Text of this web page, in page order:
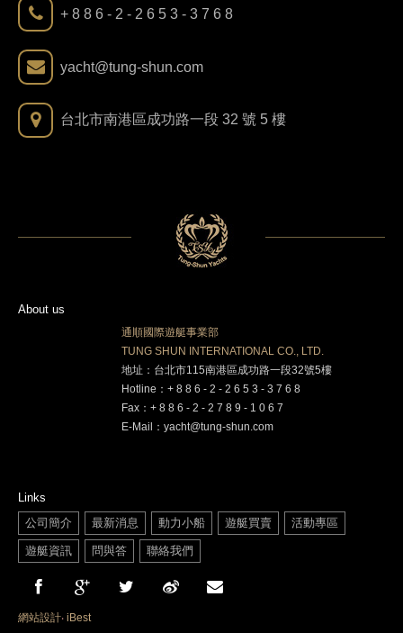
+ 8 8 6 - 2 - 2 6 5 3 - 3 7 6 8
yacht@tung-shun.com
台北市南港區成功路一段 32 號 5 樓
About us
通順國際遊艇事業部
TUNG SHUN INTERNATIONAL CO., LTD.
地址：台北市115南港區成功路一段32號5樓
Hotline：+ 8 8 6 - 2 - 2 6 5 3 - 3 7 6 8
Fax：+ 8 8 6 - 2 - 2 7 8 9 - 1 0 6 7
E-Mail：yacht@tung-shun.com
Links
公司簡介
最新消息 動力小船 遊艇買賣 活動專區
遊艇資訊 問與答 聯絡我們
網站設計‧ iBest